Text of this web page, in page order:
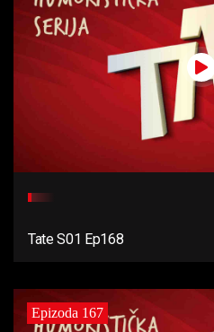
Tate S01 Ep168
Epizoda 167